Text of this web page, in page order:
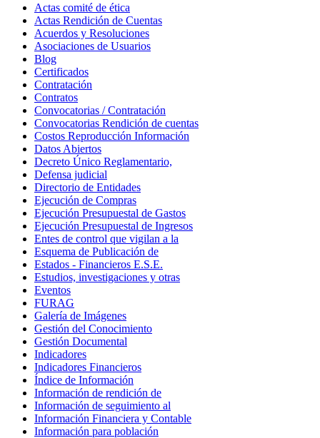
Actas comité de ética
Actas Rendición de Cuentas
Acuerdos y Resoluciones
Asociaciones de Usuarios
Blog
Certificados
Contratación
Contratos
Convocatorias / Contratación
Convocatorias Rendición de cuentas
Costos Reproducción Información
Datos Abiertos
Decreto Único Reglamentario,
Defensa judicial
Directorio de Entidades
Ejecución de Compras
Ejecución Presupuestal de Gastos
Ejecución Presupuestal de Ingresos
Entes de control que vigilan a la
Esquema de Publicación de
Estados - Financieros E.S.E.
Estudios, investigaciones y otras
Eventos
FURAG
Galería de Imágenes
Gestión del Conocimiento
Gestión Documental
Indicadores
Indicadores Financieros
Índice de Información
Información de rendición de
Información de seguimiento al
Información Financiera y Contable
Información para población